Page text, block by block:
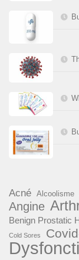
Acné Alcoolisme
Angine
Benign Prostatic
Cold Sores